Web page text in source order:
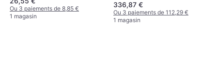
Ou 3 paiements de 8,85 €
1 magasin
336,87 €
Ou 3 paiements de 112,29 €
1 magasin